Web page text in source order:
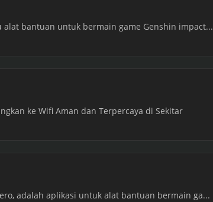
alat bantuan untuk bermain game Genshin impact...
ke Wifi Aman dan Terpercaya di Sekitar
adalah aplikasi untuk alat bantuan bermain ga...